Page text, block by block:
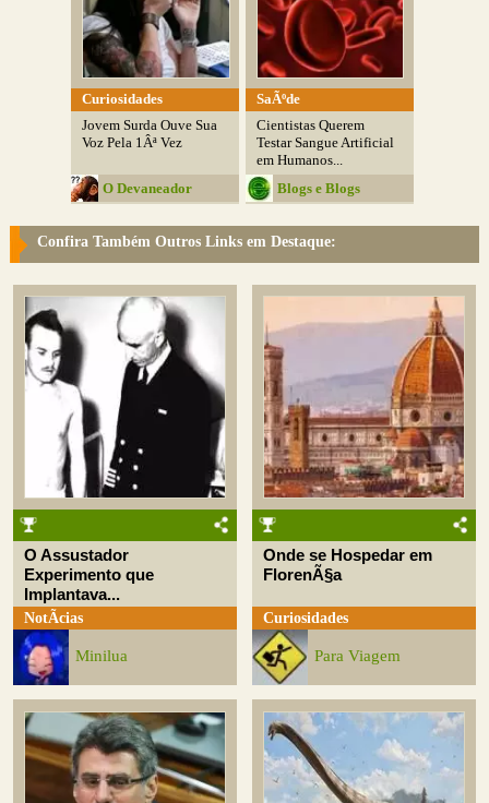
Curiosidades
Jovem Surda Ouve Sua
Voz Pela 1Âª Vez
O Devaneador
SaÃºde
Cientistas Querem
Testar Sangue Artificial
em Humanos...
Blogs e Blogs
Confira Também Outros Links em Destaque:
O Assustador
Experimento que
Implantava...
NotÃ­cias
Minilua
Onde se Hospedar em
FlorenÃ§a
Curiosidades
Para Viagem